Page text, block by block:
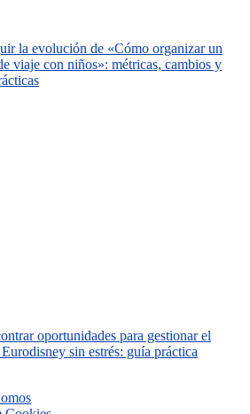
la evolución de «Cómo organizar un
viaje con niños»: métricas, cambios y
oportunidades para gestionar el
sin estrés: guía práctica